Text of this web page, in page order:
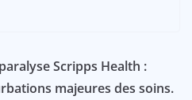
Scripps Health :
majeures des soins.